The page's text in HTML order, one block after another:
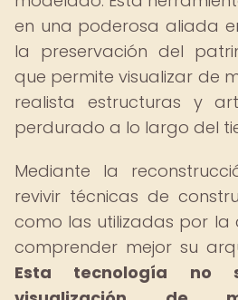
en una poderosa aliada
la preservación del
que permite visualizar de
realista estructuras y
perdurado a lo largo del
Mediante la
revivir técnicas de
como las utilizadas por la
comprender mejor su
Esta tecnología no